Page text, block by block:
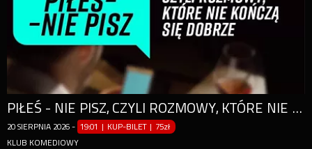
PIŁEŚ - NIE PISZ, CZYLI ROZMOWY, KTÓRE NIE SKOŃCZĄ SIĘ DOBRZE...
20 SIERPNIA 2026 - 19:01 | KUP-BILET | 75zł
KLUB KOMEDIOWY